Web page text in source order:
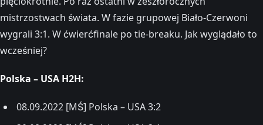
mistrzostwach świata. W fazie grupowej Biało-Czerwoni
wygrali 3:1. W ćwierćfinale po tie-breaku. Jak wyglądało to
wcześniej?
Polska – USA H2H:
08.09.2022 [MŚ] Polska – USA 3:2